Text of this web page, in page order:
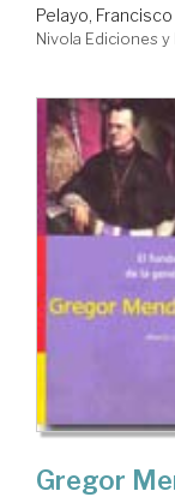
Pelayo, Francisco
Nivola Ediciones
Gregor